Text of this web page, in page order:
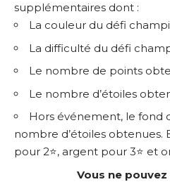
supplémentaires dont :
La couleur du défi
La difficulté du défi
Le nombre de points
Le nombre d’étoiles
Hors événement, le fond
nombre d’étoiles obtenues.
pour 2⭐, argent pour 3⭐ et
Vous ne